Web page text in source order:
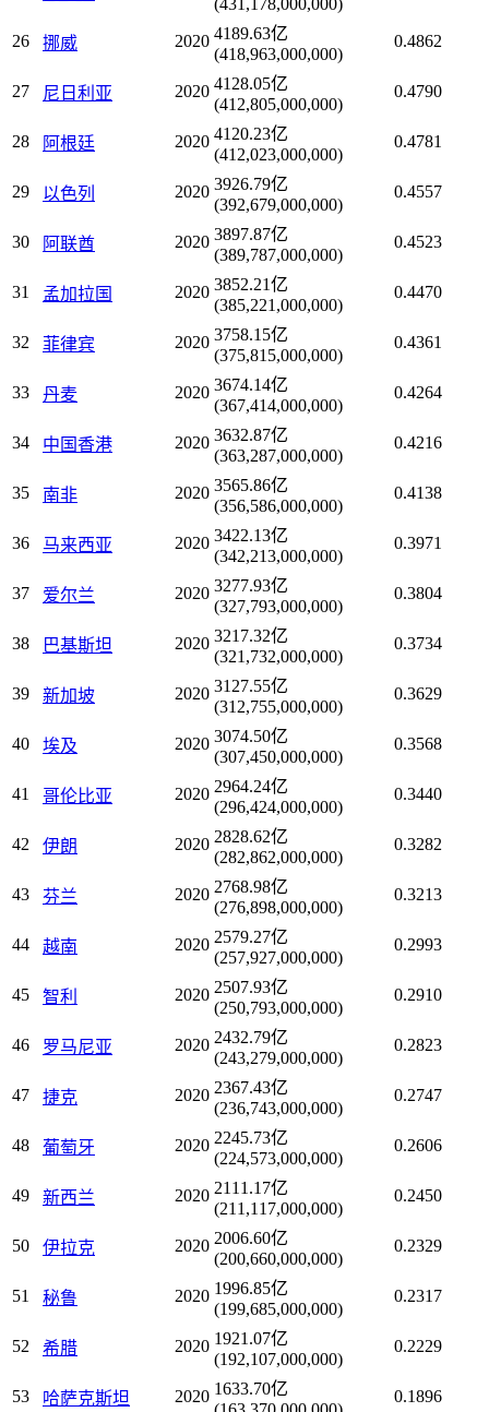
26 挪威 2020 4189.63亿
(418,963,000,000)
0.4862
27 尼日利亚 2020 4128.05亿
(412,805,000,000)
0.4790
28 阿根廷 2020 4120.23亿
(412,023,000,000)
0.4781
29 以色列 2020 3926.79亿
(392,679,000,000)
0.4557
30 阿联酋 2020 3897.87亿
(389,787,000,000)
0.4523
31 孟加拉国 2020 3852.21亿
(385,221,000,000)
0.4470
32 菲律宾 2020 3758.15亿
(375,815,000,000)
0.4361
33 丹麦 2020 3674.14亿
(367,414,000,000)
0.4264
34 中国香港 2020 3632.87亿
(363,287,000,000)
0.4216
35 南非 2020 3565.86亿
(356,586,000,000)
0.4138
36 马来西亚 2020 3422.13亿
(342,213,000,000)
0.3971
37 爱尔兰 2020 3277.93亿
(327,793,000,000)
0.3804
38 巴基斯坦 2020 3217.32亿
(321,732,000,000)
0.3734
39 新加坡 2020 3127.55亿
(312,755,000,000)
0.3629
40 埃及 2020 3074.50亿
(307,450,000,000)
0.3568
41 哥伦比亚 2020 2964.24亿
(296,424,000,000)
0.3440
42 伊朗 2020 2828.62亿
(282,862,000,000)
0.3282
43 芬兰 2020 2768.98亿
(276,898,000,000)
0.3213
44 越南 2020 2579.27亿
(257,927,000,000)
0.2993
45 智利 2020 2507.93亿
(250,793,000,000)
0.2910
46 罗马尼亚 2020 2432.79亿
(243,279,000,000)
0.2823
47 捷克 2020 2367.43亿
(236,743,000,000)
0.2747
48 葡萄牙 2020 2245.73亿
(224,573,000,000)
0.2606
49 新西兰 2020 2111.17亿
(211,117,000,000)
0.2450
50 伊拉克 2020 2006.60亿
(200,660,000,000)
0.2329
51 秘鲁 2020 1996.85亿
(199,685,000,000)
0.2317
52 希腊 2020 1921.07亿
(192,107,000,000)
0.2229
53 哈萨克斯坦 2020 1633.70亿
0.1896